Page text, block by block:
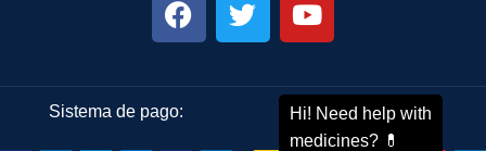
Sistema de pago: Sistema de envío: